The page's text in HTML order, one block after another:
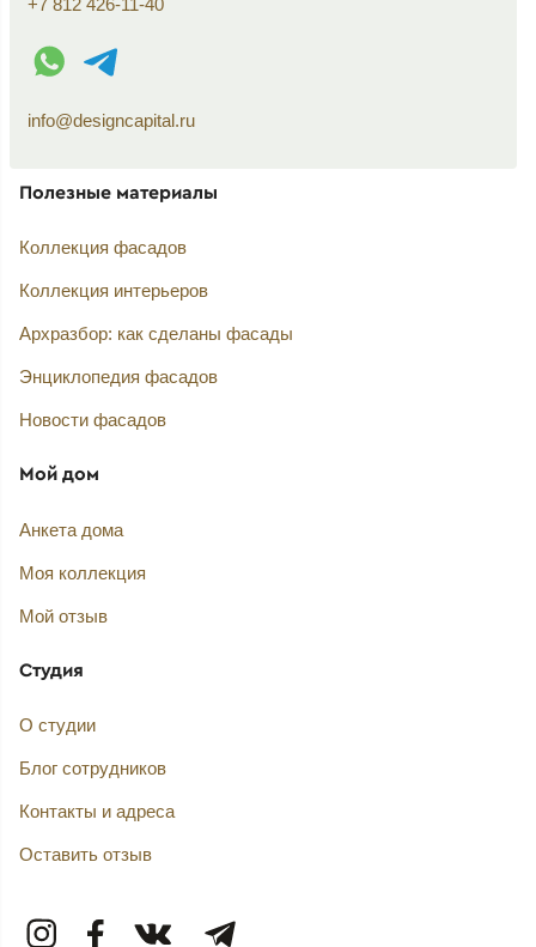
+7 812 426-11-40
WhatsApp контакт
Telegram контакт
info@designcapital.ru
Полезные материалы
Коллекция фасадов
Коллекция интерьеров
Архразбор: как сделаны фасады
Энциклопедия фасадов
Новости фасадов
Мой дом
Анкета дома
Моя коллекция
Мой отзыв
Студия
О студии
Блог сотрудников
Контакты и адреса
Оставить отзыв